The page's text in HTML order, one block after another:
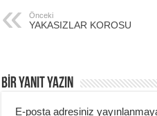
Önceki
YAKASIZLAR KOROSU
BIR YANIT YAZIN
E-posta adresiniz